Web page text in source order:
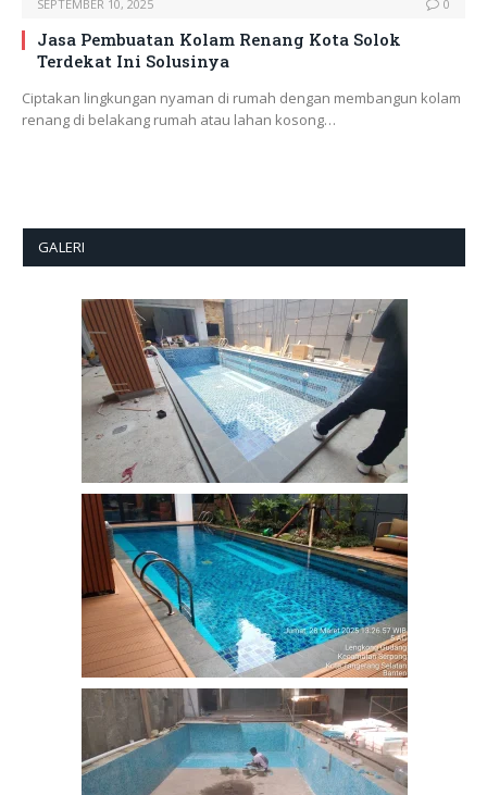
SEPTEMBER 10, 2025 0
Jasa Pembuatan Kolam Renang Kota Solok
Terdekat Ini Solusinya
Ciptakan lingkungan nyaman di rumah dengan membangun kolam
renang di belakang rumah atau lahan kosong…
GALERI